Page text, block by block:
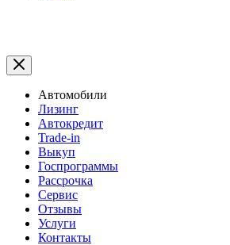
Автомобили
Лизинг
Автокредит
Trade-in
Выкуп
Госпрограммы
Рассрочка
Сервис
Отзывы
Услуги
Контакты